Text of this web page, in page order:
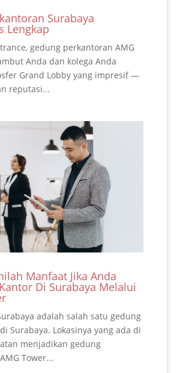
Surabaya
Lengkap
gedung perkantoran AMG
Anda dan kolega Anda
Grand Lobby yang impresif —
reputasi...
Manfaat Jika Anda
Di Surabaya Melalui
adalah salah satu gedung
Surabaya. Lokasinya yang ada di
menjadikan gedung
Tower...